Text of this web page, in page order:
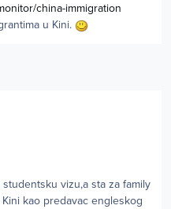
china-immigration
u Kini.
vizu,a sta za family
kao predavac engleskog